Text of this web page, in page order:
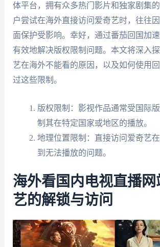
体平台，拥有众多热门影片和独家剧集
户尝试在海外直接访问爱奇艺时，往往
面保护受影响。幸好，通过番茄回国加
有效地解决版权限制问题。本文将深入
艺在海外不能看的原因，以及如何使用
过这些限制。
版权限制：影视作品通常受国际
制其在特定国家或地区的播放。
地理位置限制：直接访问爱奇艺
到无法播放的问题。
海外看国内电视直播网
艺的解锁与访问